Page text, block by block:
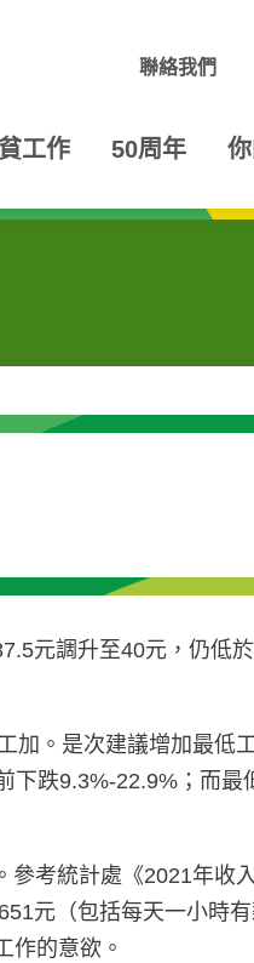
聯絡我們
工作 50周年
元調升至40元，仍低
加。是次建議增加最低
跌9.3%-22.9%；而
考統計處《2021年收
元（包括每天一小時
作的意欲。